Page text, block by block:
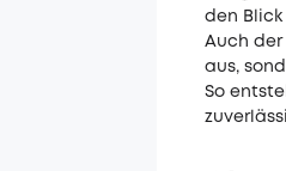
den
Auch der
aus,
So